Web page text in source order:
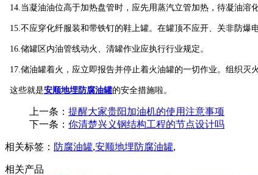
14.当凝油油位高于加热盘管时，应先用蒸汽立管加热，待凝油溶
15.不应穿化纤服装和带铁钉的鞋上罐。在罐顶不应开、关非防爆
16.储罐区内油管线动火、清罐作业应执行行业规定。
17.储油罐着火，应立即报告并停止着火油罐的一切作业。组织灭
这些就是安顺地埋防腐油罐的安全措施啦。
上一条： 提醒大家贵阳加油机的使用注意事项
下一条： 你清楚兴义钢结构工程的节点设计吗
相关标签： 防腐油罐,安顺地埋防腐油罐,
相关产品